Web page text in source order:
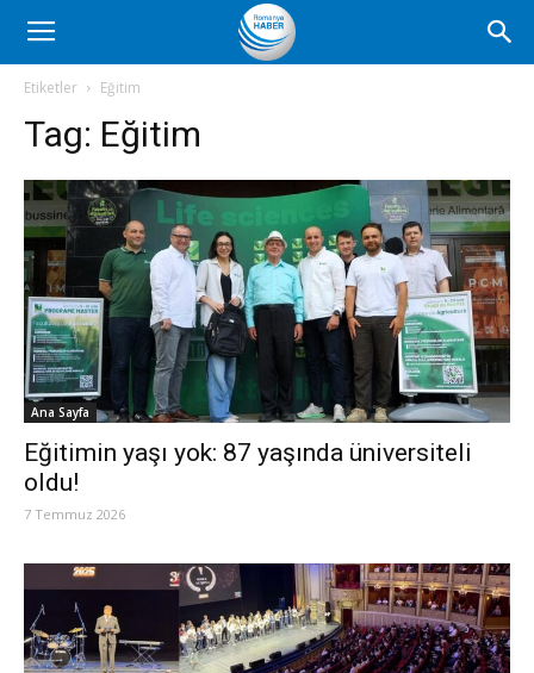
Romanya
Haber
Etiketler Eğitim
Tag: Eğitim
Ana Sayfa
Eğitimin yaşı yok: 87 yaşında üniversiteli
oldu!
7 Temmuz 2026